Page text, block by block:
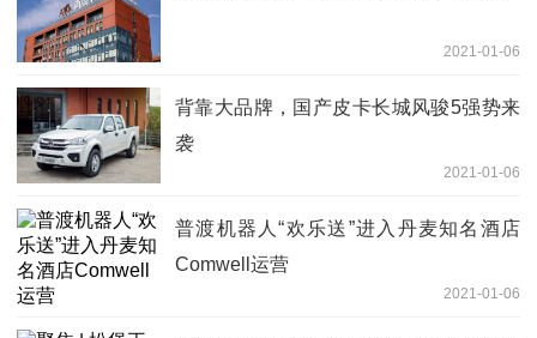
2021-01-06
背靠大品牌，国产皮卡长城风骏5强势来
袭
2021-01-06
普渡机器人“欢乐送”进入丹麦知名酒店
Comwell运营
2021-01-06